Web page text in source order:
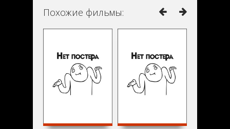
Похожие фильмы: